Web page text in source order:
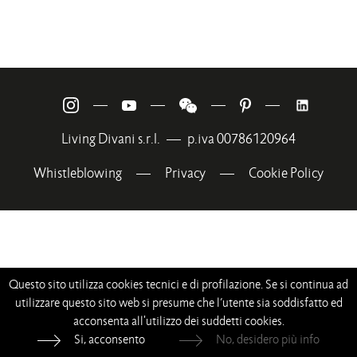
Living Divani s.r.l. — p.iva 00786120964
Whistleblowing — Privacy — Cookie Policy
— — — —
Questo sito utilizza cookies tecnici e di profilazione. Se si continua ad
utilizzare questo sito web si presume che l’utente sia soddisfatto ed
acconsenta all'utilizzo dei suddetti cookies.
Si, acconsento
No, desidero più info